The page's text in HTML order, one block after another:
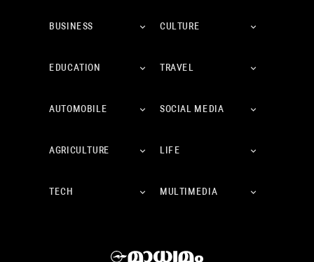
BUSINESS CULTURE
EDUCATION TRAVEL
AUTOMOBILE SOCIAL MEDIA
AGRICULTURE LIFE
TECH MULTIMEDIA